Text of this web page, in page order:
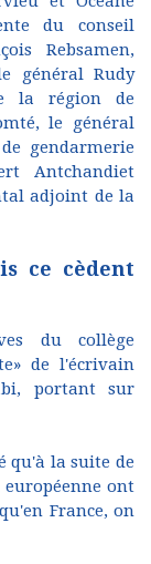
du conseil
Rebsamen,
général Rudy
la région de
le général
gendarmerie
Antchandiet
adjoint de la
ce cèdent
du collège
de l'écrivain
portant sur
qu'à la suite de
ont
France, on